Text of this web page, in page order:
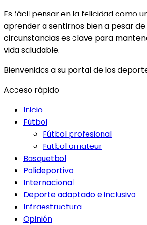
Es fácil pensar en la felicidad como
aprender a sentirnos bien a pesar de
circunstancias es clave para
vida saludable.
Bienvenidos a su portal de los
Acceso rápido
Inicio
Fútbol
Fútbol profesional
Futbol amateur
Basquetbol
Polideportivo
Internacional
Deporte adaptado e inclusivo
Infraestructura
Opinión